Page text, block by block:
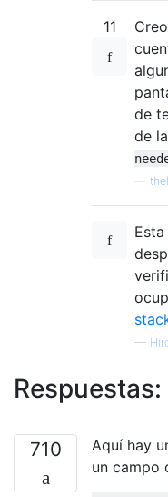
11
de
de
—
Respuestas:
710
Aquí hay
un campo